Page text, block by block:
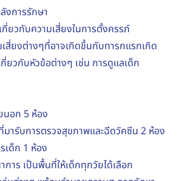
งการรักษา
กี่ยวกับความเสี่ยงในการตั้งครรภ์
สี่ยงต่างๆที่อาจเกิดขึ้นกับทารกแรกเกิด
กี่ยวกับหัวข้อต่างๆ เช่น การดูแลเด็ก
อก 5 ห้อง
มารับการตรวจสุขภาพและฉีดวัคซีน 2 ห้อง
ด็ก 1 ห้อง
การ เป็นพื้นที่ให้เด็กทุกวัยได้เลือก